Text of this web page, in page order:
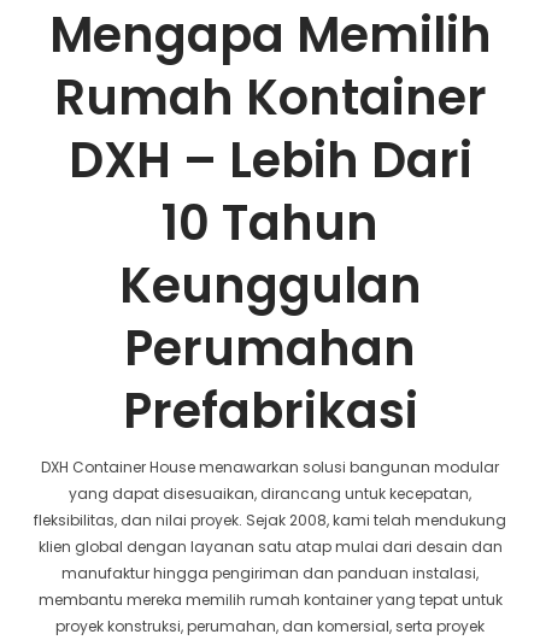
Mengapa Memilih
Rumah Kontainer
DXH – Lebih Dari
10 Tahun
Keunggulan
Perumahan
Prefabrikasi
DXH Container House menawarkan solusi bangunan modular
yang dapat disesuaikan, dirancang untuk kecepatan,
fleksibilitas, dan nilai proyek. Sejak 2008, kami telah mendukung
klien global dengan layanan satu atap mulai dari desain dan
manufaktur hingga pengiriman dan panduan instalasi,
membantu mereka memilih rumah kontainer yang tepat untuk
proyek konstruksi, perumahan, dan komersial, serta proyek